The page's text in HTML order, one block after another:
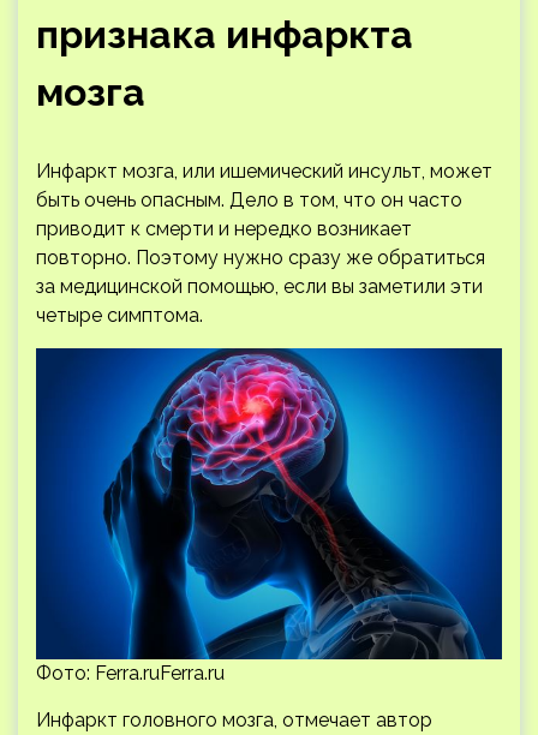
признака инфаркта
мозга
Инфаркт мозга, или ишемический инсульт, может
быть очень опасным. Дело в том, что он часто
приводит к смерти и нередко возникает
повторно. Поэтому нужно сразу же обратиться
за медицинской помощью, если вы заметили эти
четыре симптома.
Фото: Ferra.ruFerra.ru
Инфаркт головного мозга, отмечает автор